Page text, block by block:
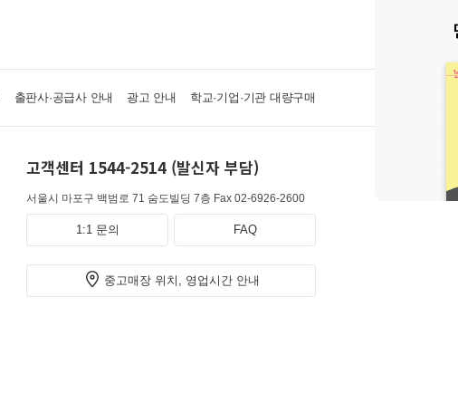
출판사·공급사 안내 광고 안내 학교·기업·기관 대량구매
고객센터 1544-2514 (발신자 부담)
서울시 마포구 백범로 71 숨도빌딩 7층 Fax 02-6926-2600
1:1 문의 FAQ
중고매장 위치, 영업시간 안내